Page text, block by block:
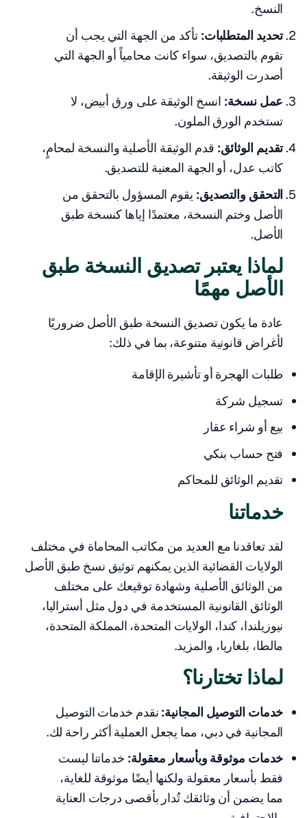
النسخ.
تحديد المتطلبات: تأكد من الجهة التي يجب أن
تقوم بالتصديق، سواء كانت محامياً أو الجهة التي
أصدرت الوثيقة.
عمل نسخة: انسخ الوثيقة على ورق أبيض، لا
تستخدم الورق الملون.
تقديم الوثائق: قدم الوثيقة الأصلية والنسخة لمحامٍ،
كاتب عدل، أو الجهة المعنية للتصديق.
التحقق والتصديق: يقوم المسؤول بالتحقق من
الأصل وختم النسخة، معتمدًا إياها كنسخة طبق
الأصل.
لماذا يعتبر تصديق النسخة طبق
الأصل مهمًا
عادة ما يكون تصديق النسخة طبق الأصل ضروريًا
لأغراض قانونية متنوعة، بما في ذلك:
طلبات الهجرة أو تأشيرة الإقامة
تسجيل شركة
بيع أو شراء عقار
فتح حساب بنكي
تقديم الوثائق للمحاكم
خدماتنا
لقد تعاقدنا مع العديد من مكاتب المحاماة في مختلف
الولايات القضائية الذين يمكنهم توثيق نسخ طبق الأصل
من الوثائق الأصلية وشهادة توقيعك على مختلف
الوثائق القانونية المستخدمة في دول مثل أستراليا،
نيوزيلندا، كندا، الولايات المتحدة، المملكة المتحدة،
مالطا، بلغاريا، والمزيد.
لماذا تختارنا؟
خدمات التوصيل المجانية: نقدم خدمات التوصيل
المجانية في دبي، مما يجعل العملية أكثر راحة لك.
خدمات موثوقة وبأسعار معقولة: خدماتنا ليست
فقط بأسعار معقولة ولكنها أيضًا موثوقة للغاية،
مما يضمن أن وثائقك تُدار بأقصى درجات العناية